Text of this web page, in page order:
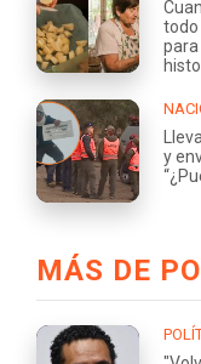
todo
y
MÁS DE